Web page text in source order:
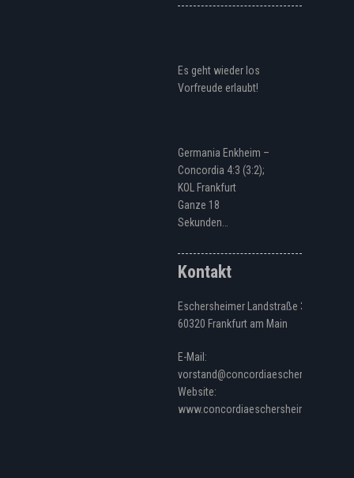
Es geht wieder los
Vorfreude erlaubt!
Germania Enkheim –
Concordia 4:3 (3:2);
KOL Frankfurt
Ganze 18
Sekunden…
Kontakt
Eschersheimer Landstraße 328
60320 Frankfurt am Main
E-Mail:
vorstand@concordiaeschersheim.de
Website:
www.concordiaeschersheim.de